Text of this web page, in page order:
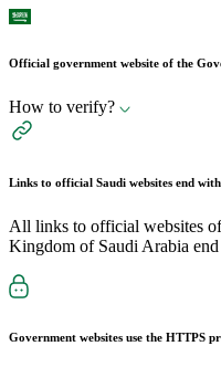
Official government website of the
How to verify?
Links to official Saudi websites end with
All links to official websites
Kingdom of Saudi Arabia
Government websites use the HTTPS